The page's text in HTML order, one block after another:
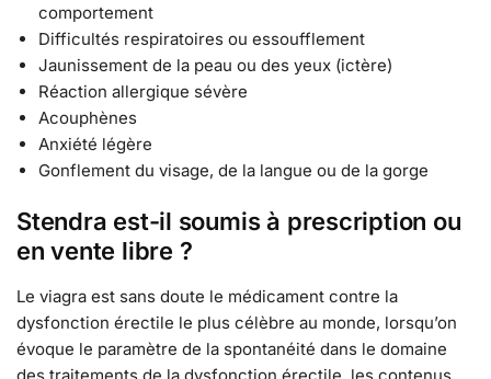
comportement
Difficultés respiratoires ou essoufflement
Jaunissement de la peau ou des yeux (ictère)
Réaction allergique sévère
Acouphènes
Anxiété légère
Gonflement du visage, de la langue ou de la gorge
Stendra est-il soumis à prescription ou
en vente libre ?
Le viagra est sans doute le médicament contre la
dysfonction érectile le plus célèbre au monde, lorsqu’on
évoque le paramètre de la spontanéité dans le domaine